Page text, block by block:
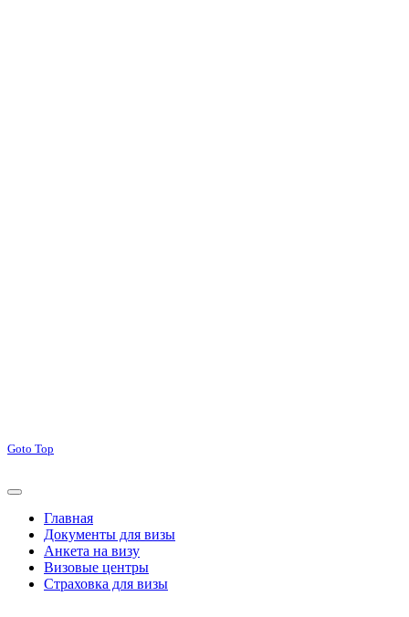
Goto Top
Главная
Документы для визы
Анкета на визу
Визовые центры
Страховка для визы